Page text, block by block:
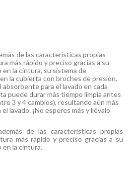
de las características propias
más rápido y preciso gracias a su
la cintura, su sistema de
la cubierta con broches de presión,
para el lavado en cada
puede durar más tiempo limpia antes
3 y 4 cambios), resultando aún más
lavado. ¡No esperes más y llévalo
de las características propias
más rápido y preciso gracias a su
en la cintura.